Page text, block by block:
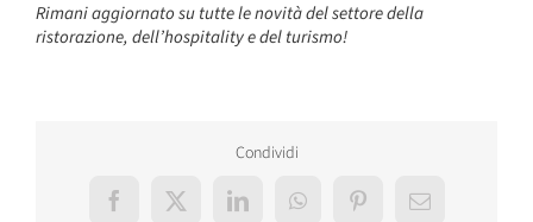
Rimani aggiornato su tutte le novità del settore della
ristorazione, dell’hospitality e del turismo!
Condividi
Facebook
X LinkedInWhatsAppPinterestEmail